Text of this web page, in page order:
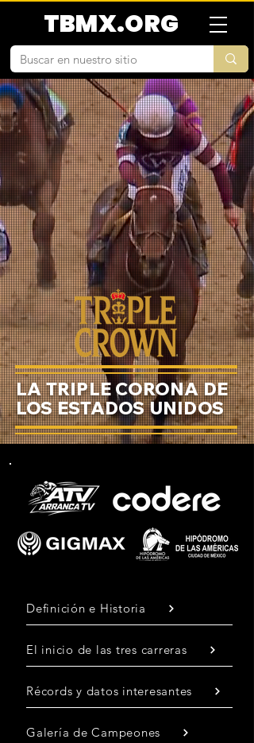
TBMX.ORG
LA TRIPLE CORONA DE
LOS ESTADOS UNIDOS
Definición e Historia
El inicio de las tres carreras
Récords y datos interesantes
Galería de Campeones